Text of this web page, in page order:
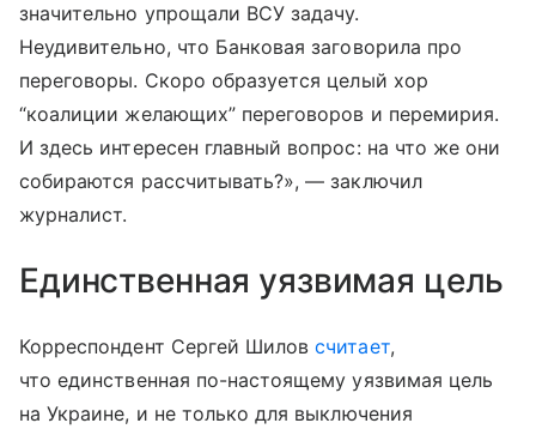
значительно упрощали ВСУ задачу.
Неудивительно, что Банковая заговорила про
переговоры. Скоро образуется целый хор
“коалиции желающих” переговоров и перемирия.
И здесь интересен главный вопрос: на что же они
собираются рассчитывать?», — заключил
журналист.
Единственная уязвимая цель
Корреспондент Сергей Шиловсчитает,
что единственная по-настоящему уязвимая цель
на Украине, и не только для выключения